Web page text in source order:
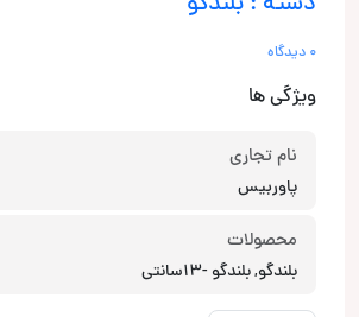
0 دیدگاه
ویژگی ها
نام تجاری
پاوربیس
محصولات
بلندگو, بلندگو -13سانتی